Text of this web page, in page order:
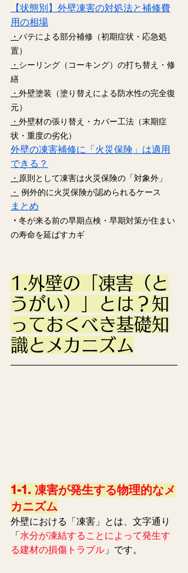
【状態別】外壁凍害の対処法と補修費
用の相場
・ パテによる部分補修（初期症状・応急処
置）
・ シーリング（コーキング）の打ち替え・修
繕
・ 外壁塗装（塗り替えによる防水性の完全復
元）
・ 外壁材の張り替え・カバー工法（末期症
状・重度の劣化）
外壁の凍害補修に「火災保険」は適用
できる？
・ 原則として凍害は火災保険の「対象外」
・ 例外的に火災保険が認められるケース
まとめ
・ 冬が来る前の早期点検・早期対策が住まい
の寿命を延ばすカギ
1.外壁の「凍害（と
うがい）」とは？知
っておくべき基礎知
識とメカニズム
1-1. 凍害が発生する物理的なメ
カニズム
外壁における「凍害」とは、文字通り
「水分が凍結することによって発生す
る建材の損傷トラブル 」です。